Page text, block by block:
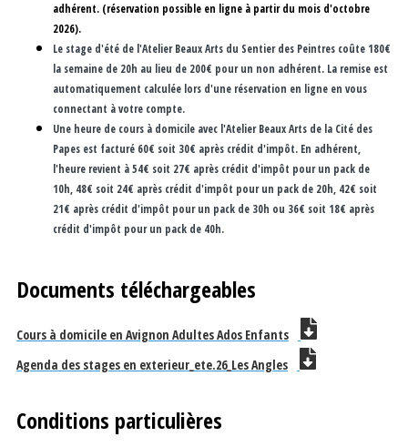
adhérent. (réservation possible en ligne à partir du mois d'octobre
2026).
Le stage d'été de l'Atelier Beaux Arts du Sentier des Peintres coûte 180€
la semaine de 20h au lieu de 200€ pour un non adhérent. La remise est
automatiquement calculée lors d'une réservation en ligne en vous
connectant à votre compte.
Une heure de cours à domicile avec l'Atelier Beaux Arts de la Cité des
Papes est facturé 60€ soit 30€ après crédit d'impôt. En adhérent,
l'heure revient à 54€ soit 27€ après crédit d'impôt pour un pack de
10h, 48€ soit 24€ après crédit d'impôt pour un pack de 20h, 42€ soit
21€ après crédit d'impôt pour un pack de 30h ou 36€ soit 18€ après
crédit d'impôt pour un pack de 40h.
Documents téléchargeables
Cours à domicile en Avignon Adultes Ados Enfants
Agenda des stages en exterieur_ete.26_Les Angles
Conditions particulières